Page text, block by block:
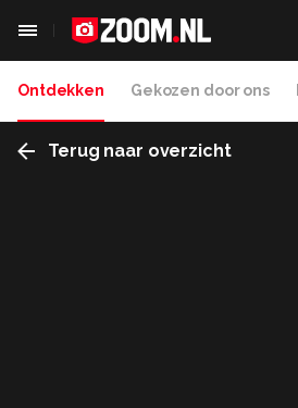
Ontdekken Gekozen door ons
Terug naar overzicht